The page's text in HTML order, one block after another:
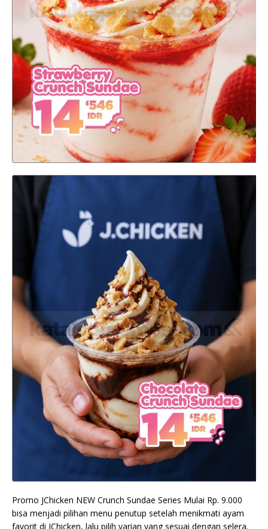
Promo JChicken NEW Crunch Sundae Series Mulai Rp. 9.000
bisa menjadi pilihan menu penutup setelah menikmati ayam
favorit di JChicken, lalu pilih varian yang sesuai dengan selera.